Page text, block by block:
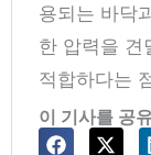
용되는 바닥
한 압력을 견
적합하다는
이 기사를 공